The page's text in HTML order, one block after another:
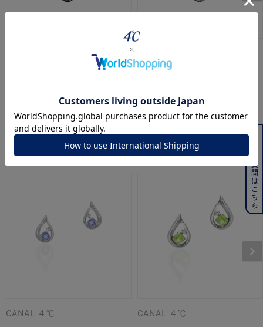
シルバー ネックレス
こちらの商品もおすすめです
CANAL ４℃ CANAL ４℃
よくある質問はこちら